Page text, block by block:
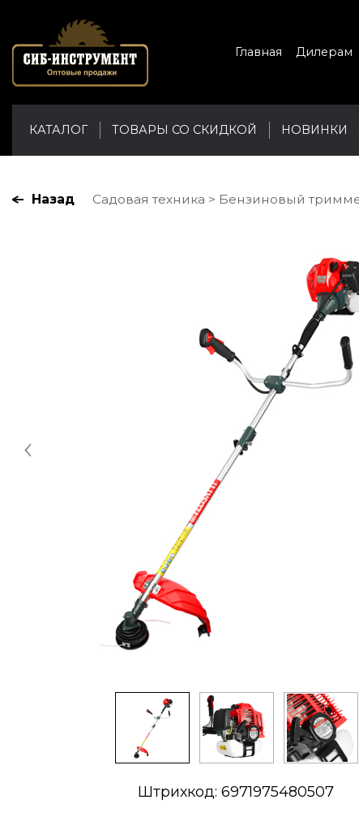
Главная Дилерам
КАТАЛОГ ТОВАРЫ СО СКИДКОЙ НОВИНКИ
Назад Садовая техника Бензиновый
Штрихкод: 6971975480507